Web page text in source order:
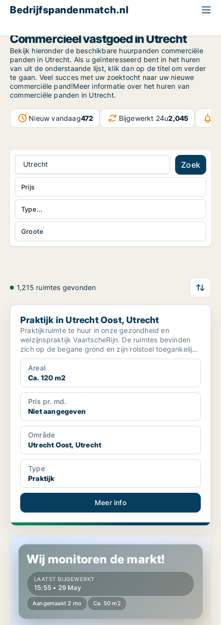
Bedrijfspandenmatch.nl
Commercieel vastgoed in Utrecht
Bekijk hieronder de beschikbare huurpanden commerciële
panden in Utrecht. Als u geïnteresseerd bent in het huren
van uit de onderstaande lijst, klik dan op de titel om verder
te gaan. Veel succes met uw zoektocht naar uw nieuwe
commerciële pand!Meer informatie over het huren van
commerciële panden in Utrecht.
Nieuw vandaag472 Bijgewerkt 24u2,045
Utrecht Zoek
Type...
Groote
Prijs
1,215 ruimtes gevonden
Praktijk in Utrecht Oost, Utrecht
Praktijk in Utrecht Oost, Utrecht
Praktijkruimte te huur in onze gezondheid en
welzijnspraktijk VaartscheRijn. De ruimtes bevinden
zich op de begane grond en zijn rolstoel toegankelijk.
De pr...
Areal
Ca. 120 m2
Pris pr. md.
Niet aangegeven
Område
Utrecht Oost, Utrecht
Type
Praktijk
Meer info
Praktijk in Utrecht Vleuten-De Meern, Utrecht
Wij monitoren de markt!
LAATST BIJGEWERKT
15:55 • 29 May
Aangemaakt 2 mo Ca. 50 m2